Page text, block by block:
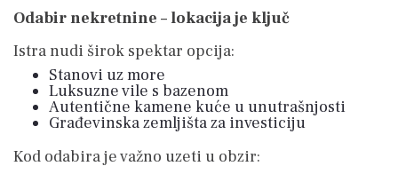
Odabir nekretnine – lokacija je ključ
Istra nudi širok spektar opcija:
Stanovi uz more
Luksuzne vile s bazenom
Autentične kamene kuće u unutrašnjosti
Građevinska zemljišta za investiciju
Kod odabira je važno uzeti u obzir: